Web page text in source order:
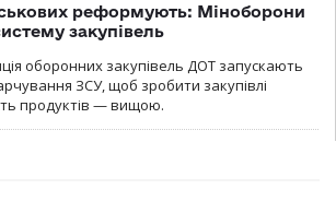
реформують: Міноборони
закупівель
оборонних закупівель ДОТ запускають
ЗСУ, щоб зробити закупівлі
продуктів — вищою.